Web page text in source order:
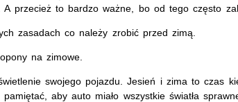
A przecież to bardzo ważne, bo od tego często
zasadach co należy zrobić przed zimą.
na zimowe.
swojego pojazdu. Jesień i zima to czas
aby auto miało wszystkie światła